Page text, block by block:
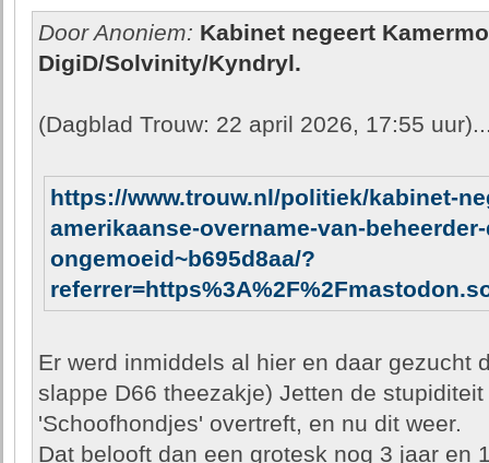
Door Anoniem: Kabinet negeert
DigiD/Solvinity/Kyndryl.
(Dagblad Trouw: 22 april 2026, 17:55
https://www.trouw.nl/politiek/kabinet-
amerikaanse-overname-van-
ongemoeid~b695d8aa/?
Er werd inmiddels al hier en daar gezucht
slappe D66 theezakje) Jetten de
'Schoofhondjes' overtreft, en nu dit weer.
Dat belooft dan een grotesk nog 3 jaar en